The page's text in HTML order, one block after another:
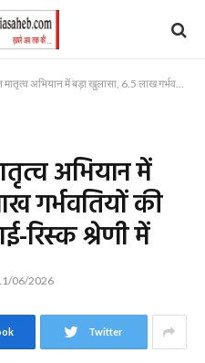
में बड़ा खुलासा, 6.5 लाख गर्भवतियों की जांच में 1.75 लाख हाई-रिस्क श्रेणी में
अभियान में
गर्भवतियों की
रिस्क श्रेणी में
06/2026
Twitter